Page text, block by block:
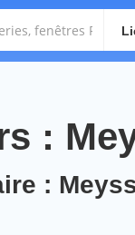
:
: